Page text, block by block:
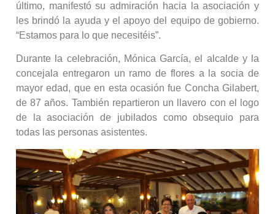
último, manifestó su admiración hacia la asociación y
les brindó la ayuda y el apoyo del equipo de gobierno.
“Estamos para lo que necesitéis”.
Durante la celebración, Mónica García, el alcalde y la
concejala entregaron un ramo de flores a la socia de
mayor edad, que en esta ocasión fue Concha Gilabert,
de 87 años. También repartieron un llavero con el logo
de la asociación de jubilados como obsequio para
todas las personas asistentes.